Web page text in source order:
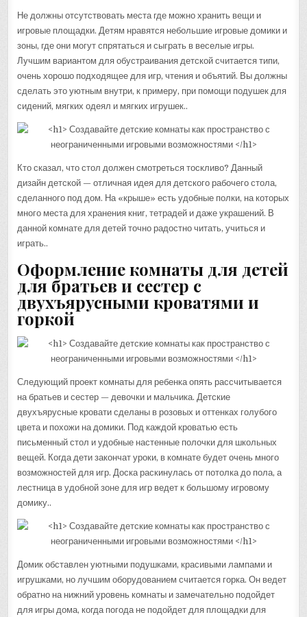
Не должны отсутствовать места где можно хранить вещи и
игровые площадки. Детям нравятся небольшие игровые домики и
зоны, где они могут спрятаться и сыграть в веселые игры.
Лучшим вариантом для обустраивания детской считается типи,
очень хорошо подходящее для игр, чтения и объятий. Вы должны
сделать это уютным внутри, к примеру, при помощи подушек для
сидений, мягких одеял и мягких игрушек..
Кто сказал, что стол должен смотреться тоскливо? Данный
дизайн детской — отличная идея для детского рабочего стола,
сделанного под дом. На «крыше» есть удобные полки, на которых
много места для хранения книг, тетрадей и даже украшений. В
данной комнате для детей точно радостно читать, учиться и
играть..
Оформление комнаты для детей
для братьев и сестер с
двухъярусными кроватями и
горкой
Следующий проект комнаты для ребенка опять рассчитывается
на братьев и сестер — девочки и мальчика. Детские
двухъярусные кровати сделаны в розовых и оттенках голубого
цвета и похожи на домики. Под каждой кроватью есть
письменный стол и удобные настенные полочки для школьных
вещей. Когда дети закончат уроки, в комнате будет очень много
возможностей для игр. Доска раскинулась от потолка до пола, а
лестница в удобной зоне для игр ведет к большому игровому
домику..
Домик обставлен уютными подушками, красивыми лампами и
игрушками, но лучшим оборудованием считается горка. Он ведет
обратно на нижний уровень комнаты и замечательно подойдет
для игры дома, когда погода не подойдет для площадки для